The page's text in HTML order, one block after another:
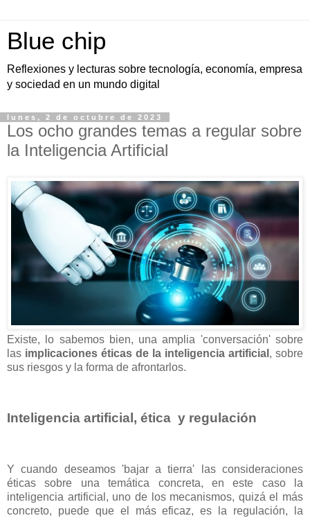
Blue chip
Reflexiones y lecturas sobre tecnología, economía, empresa
y sociedad en un mundo digital
lunes, 2 de octubre de 2023
Los ocho grandes temas a regular sobre
la Inteligencia Artificial
Existe, lo sabemos bien, una amplia 'conversación' sobre
las implicaciones éticas de la inteligencia artificial , sobre
sus riesgos y la forma de afrontarlos.
Inteligencia artificial, ética y regulación
Y cuando deseamos 'bajar a tierra' las consideraciones
éticas sobre una temática concreta, en este caso la
inteligencia artificial, uno de los mecanismos, quizá el más
concreto, puede que el más eficaz, es la regulación, la